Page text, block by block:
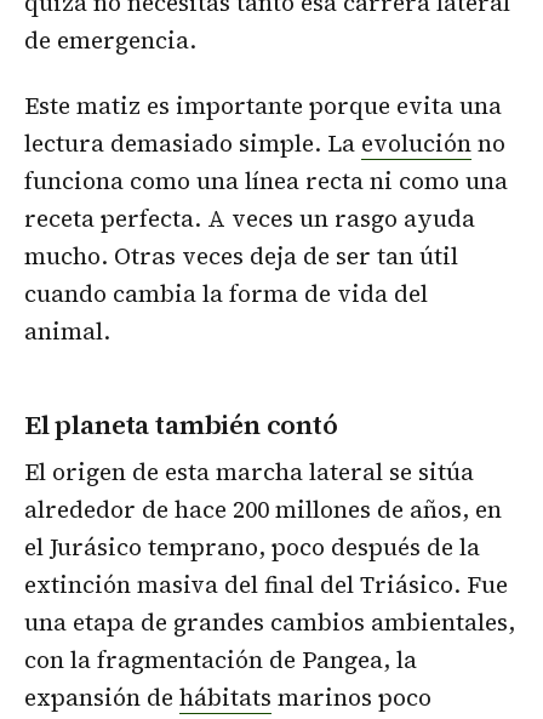
de emergencia.
Este matiz es importante porque evita una
lectura demasiado simple. La evoluciónno
funciona como una línea recta ni como una
receta perfecta. A veces un rasgo ayuda
mucho. Otras veces deja de ser tan útil
cuando cambia la forma de vida del
animal.
El planeta también contó
El origen de esta marcha lateral se sitúa
alrededor de hace 200 millones de años, en
el Jurásico temprano, poco después de la
extinción masiva del final del Triásico. Fue
una etapa de grandes cambios ambientales,
con la fragmentación de Pangea, la
expansión de hábitats marinos poco